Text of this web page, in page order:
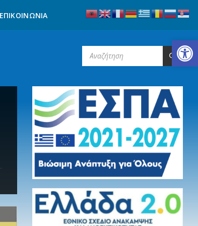
Ανοίξτε τη γραμμή εργαλείων
ΕΠΙΚΟΙΝΩΝΊΑ